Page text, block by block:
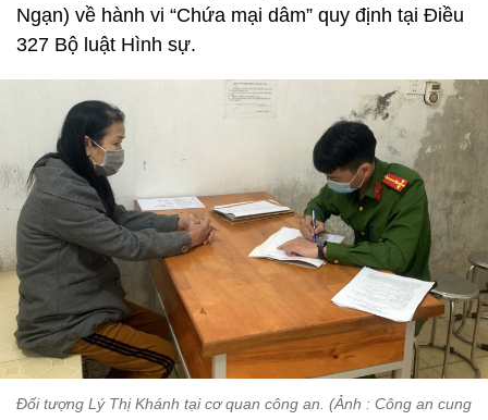
Ngạn) về hành vi “Chứa mại dâm” quy định tại Điều
327 Bộ luật Hình sự.
Đối tượng Lý Thị Khánh tại cơ quan công an. (Ảnh : Công an cung